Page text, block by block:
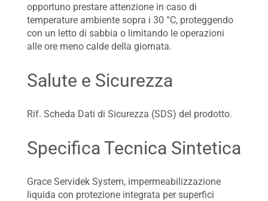
opportuno prestare attenzione in caso di
temperature ambiente sopra i 30 °C, proteggendo
con un letto di sabbia o limitando le operazioni
alle ore meno calde della giornata.
Salute e Sicurezza
Rif. Scheda Dati di Sicurezza (SDS) del prodotto.
Specifica Tecnica Sintetica
Grace Servidek System, impermeabilizzazione
liquida con protezione integrata per superfici